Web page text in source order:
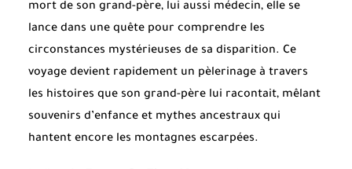
mort de son grand-père, lui aussi médecin, elle se
lance dans une quête pour comprendre les
circonstances mystérieuses de sa disparition. Ce
voyage devient rapidement un pèlerinage à travers
les histoires que son grand-père lui racontait, mêlant
souvenirs d’enfance et mythes ancestraux qui
hantent encore les montagnes escarpées.